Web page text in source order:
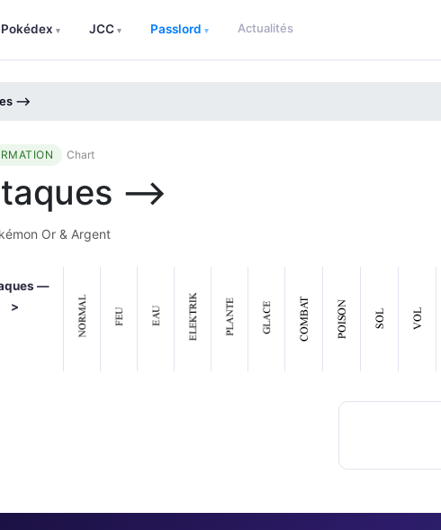
Pokédex ▾ JCC ▾ Passlord ▾ Actualités
—>
Chart
—>
Or & Argent
—
>